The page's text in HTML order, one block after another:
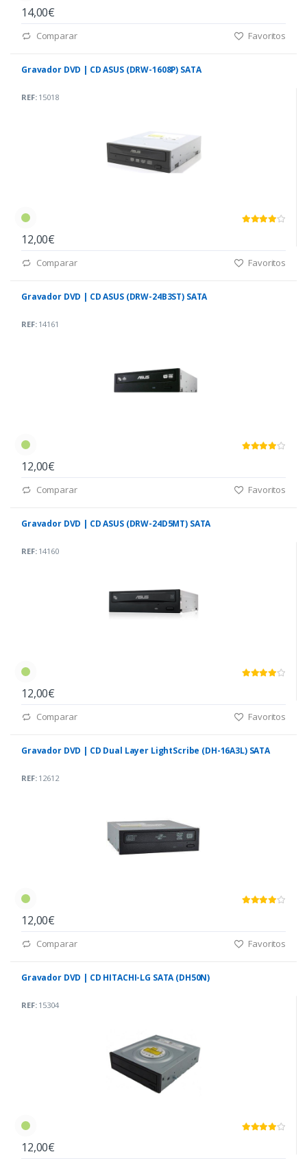
14,00€
Comparar Favoritos
Gravador DVD | CD ASUS (DRW-1608P) SATA
REF:15018
12,00€
Comparar Favoritos
Gravador DVD | CD ASUS (DRW-24B3ST) SATA
REF:14161
12,00€
Comparar Favoritos
Gravador DVD | CD ASUS (DRW-24D5MT) SATA
REF:14160
12,00€
Comparar Favoritos
Gravador DVD | CD Dual Layer LightScribe (DH-16A3L) SATA
REF:12612
12,00€
Comparar Favoritos
Gravador DVD | CD HITACHI-LG SATA (DH50N)
REF:15304
12,00€